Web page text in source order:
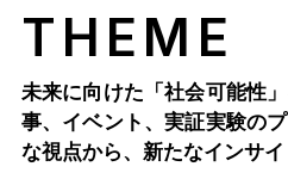
THEME
未来に向けた「社会可能性
事、イベント、実証実験の
な視点から、新たなインサイ